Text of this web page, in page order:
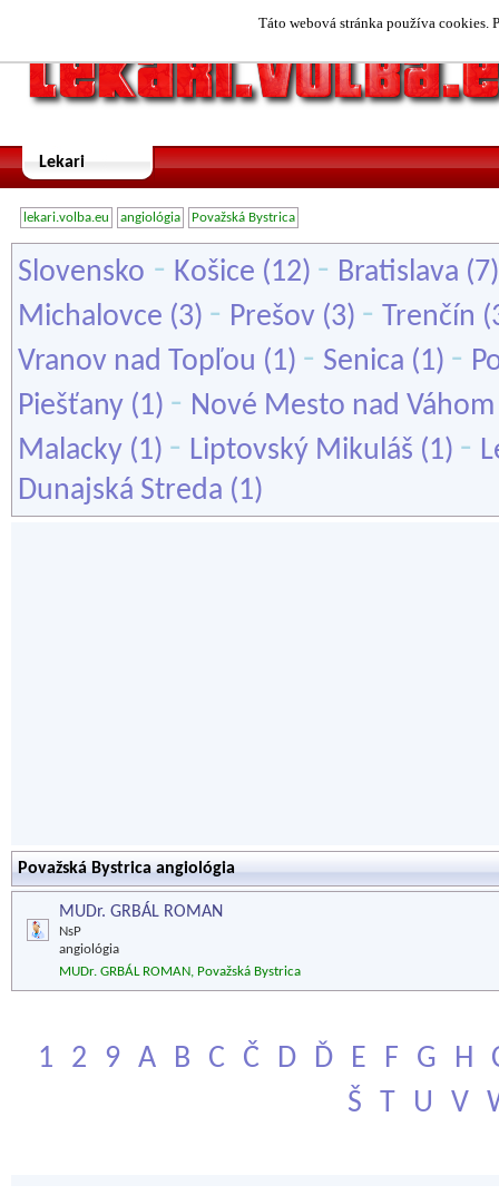
Táto webová stránka používa cookies.
Lekari
lekari.volba.eu angiológia Považská Bystrica
Slovensko - Košice (12) - Bratislava
Michalovce (3) - Prešov (3) - Trenčín
Vranov nad Topľou (1) - Senica (1) -
Piešťany (1) - Nové Mesto nad Váhom
Malacky (1) - Liptovský Mikuláš (1) -
Dunajská Streda (1)
Považská Bystrica angiológia
MUDr. GRBÁL ROMAN
NsP
angiológia
MUDr. GRBÁL ROMAN, Považská Bystrica
1 2 9 A B C Č D Ď E F G H
Š
T U V